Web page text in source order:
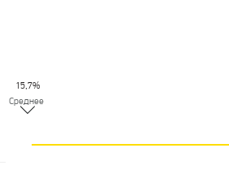
15,7%
Среднее